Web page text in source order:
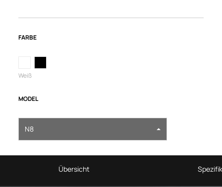
FARBE
Weiß
MODEL
N8
Übersicht